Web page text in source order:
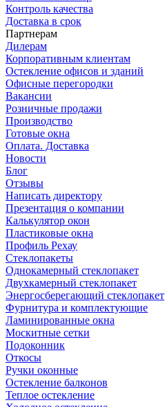
Контроль качества
Доставка в срок
Партнерам
Дилерам
Корпоративным клиентам
Остекление офисов и зданий
Офисные перегородки
Вакансии
Розничные продажи
Производство
Готовые окна
Оплата. Доставка
Новости
Блог
Отзывы
Написать директору
Презентация о компании
Калькулятор окон
Пластиковые окна
Профиль Рехау
Стеклопакеты
Однокамерный стеклопакет
Двухкамерный стеклопакет
Энергосберегающий стеклопакет
Фурнитура и комплектующие
Ламинированные окна
Москитные сетки
Подоконник
Откосы
Ручки оконные
Остекление балконов
Теплое остекление